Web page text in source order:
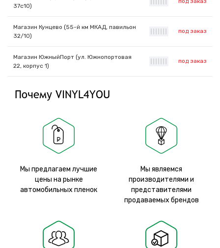
37с10)
Магазин Кунцево (55-й км МКАД, павильон
32/10)
под заказ
Магазин ЮжныйПорт (ул. Южнопортовая
22, корпус 1)
под заказ
Почему VINYL4YOU
Мы предлагаем лучшие
цены на рынке
автомобильных пленок
Мы являемся
производителями и
представителями
продаваемых брендов